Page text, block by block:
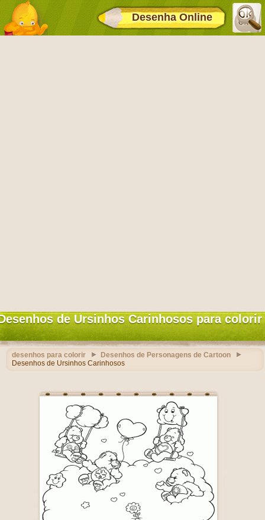
Desenha Online
de Ursinhos Carinhosos para colorir
desenhos para colorir
Desenhos de Personagens de Cartoon
Desenhos de Ursinhos Carinhosos